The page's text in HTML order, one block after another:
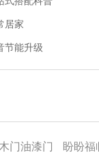
居家
节能升级
门油漆门 盼盼福